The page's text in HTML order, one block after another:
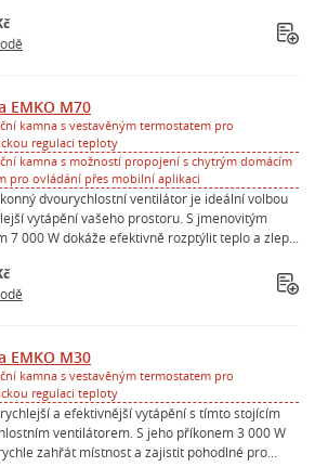
EMKO M70
kamna s vestavěným termostatem pro
regulaci teploty
kamna s možností propojení s chytrým domácím
pro ovládání přes mobilní aplikaci
dvourychlostní ventilátor je ideální volbou
vytápění vašeho prostoru. S jmenovitým
7 000 W dokáže efektivně rozptýlit teplo a zlep...
EMKO M30
kamna s vestavěným termostatem pro
regulaci teploty
a efektivnější vytápění s tímto stojícím
ventilátorem. S jeho příkonem 3 000 W
zahřát místnost a zajistit pohodlné pro...